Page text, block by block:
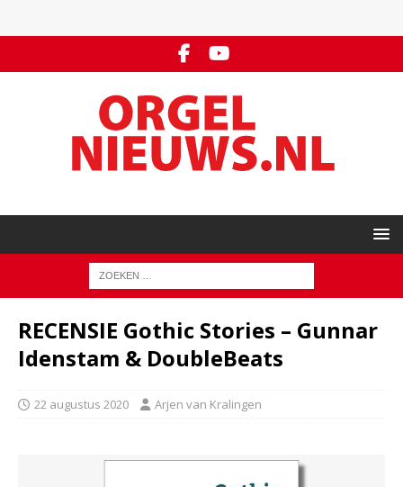
RECENSIE Gothic Stories – Gunnar
Idenstam & DoubleBeats
22 augustus 2020 Arjen van Kralingen